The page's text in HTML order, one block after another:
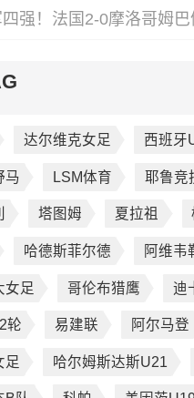
达尔维克女足 西班牙
马 LSM体育 耶鲁竞
塔图姆 夏拉祖
哈德斯菲尔德 阿维韦
女足 哥伦布猎鹰 迪
轮 易建联 阿尔马登
足 哈尔姆斯达斯U21